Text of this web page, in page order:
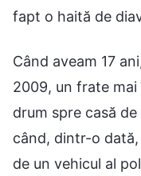
fapt o haită de
Când aveam 17
2009, un frate mai
drum spre casă
când, dintr-o
de un vehicul al